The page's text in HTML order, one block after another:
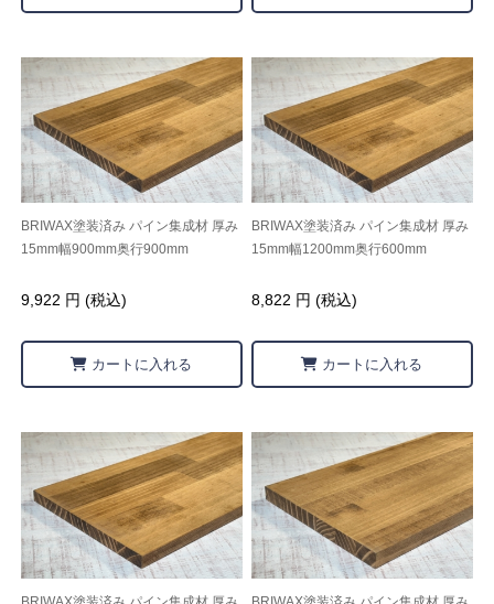
BRIWAX塗装済み パイン集成材 厚み
15mm幅900mm奥行900mm
9,922 円 (税込)
カートに入れる
BRIWAX塗装済み パイン集成材 厚み
15mm幅1200mm奥行600mm
8,822 円 (税込)
カートに入れる